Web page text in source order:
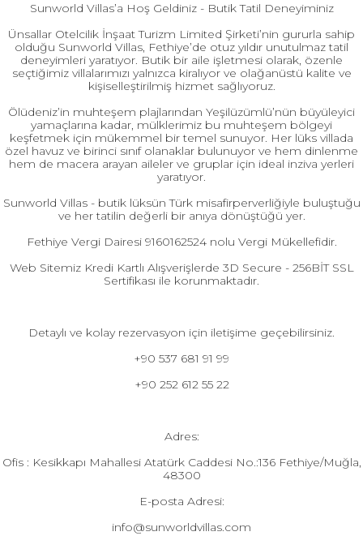
Sunworld Villas’a Hoş Geldiniz - Butik Tatil Deneyiminiz
Ünsallar Otelcilik İnşaat Turizm Limited Şirketi’nin gururla sahip
olduğu Sunworld Villas, Fethiye’de otuz yıldır unutulmaz tatil
deneyimleri yaratıyor. Butik bir aile işletmesi olarak, özenle
seçtiğimiz villalarımızı yalnızca kiralıyor ve olağanüstü kalite ve
kişiselleştirilmiş hizmet sağlıyoruz.
Ölüdeniz’in muhteşem plajlarından Yeşilüzümlü’nün büyüleyici
yamaçlarına kadar, mülklerimiz bu muhteşem bölgeyi
keşfetmek için mükemmel bir temel sunuyor. Her lüks villada
özel havuz ve birinci sınıf olanaklar bulunuyor ve hem dinlenme
hem de macera arayan aileler ve gruplar için ideal inziva yerleri
yaratıyor.
Sunworld Villas - butik lüksün Türk misafirperverliğiyle buluştuğu
ve her tatilin değerli bir anıya dönüştüğü yer.
Fethiye Vergi Dairesi 9160162524 nolu Vergi Mükellefidir.
Web Sitemiz Kredi Kartlı Alışverişlerde 3D Secure - 256BİT SSL
Sertifikası ile korunmaktadır.
Detaylı ve kolay rezervasyon için iletişime geçebilirsiniz.
+90 537 681 91 99
+90 252 612 55 22
Adres:
Ofis : Kesikkapı Mahallesi Atatürk Caddesi No.:136 Fethiye/Muğla,
48300
E-posta Adresi:
info@sunworldvillas.com